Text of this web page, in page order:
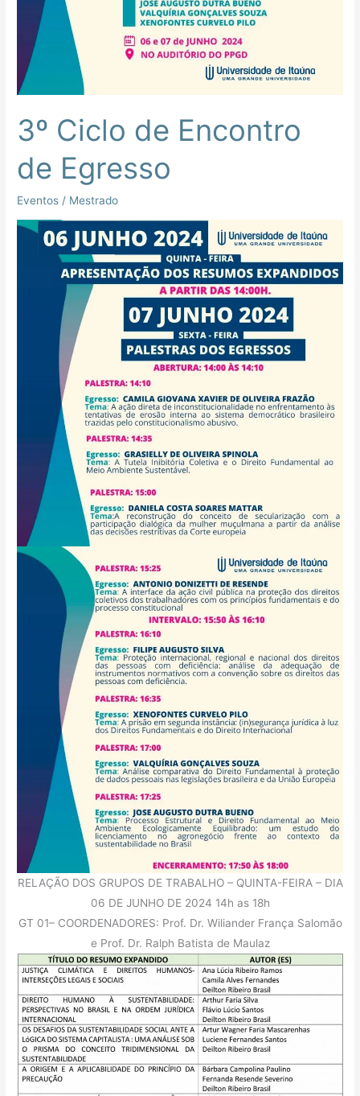
3º Ciclo de Encontro
de Egresso
Eventos / Mestrado
RELAÇÃO DOS GRUPOS DE TRABALHO – QUINTA-FEIRA – DIA
06 DE JUNHO DE 2024 14h as 18h
GT 01– COORDENADORES: Prof. Dr. Wiliander França Salomão
e Prof. Dr. Ralph Batista de Maulaz